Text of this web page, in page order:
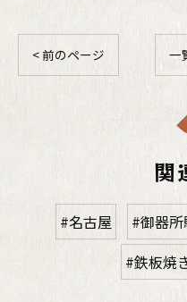
< 前のページ 一
関
#名古屋 #御器所
#鉄板焼